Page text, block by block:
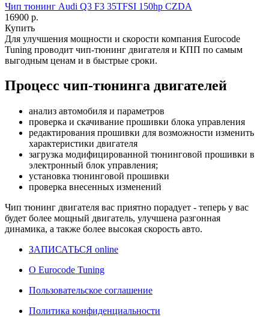
Чип тюнинг Audi Q3 F3 35TFSI 150hp CZDA
16900 р.
Купить
Для улучшения мощности и скорости компания Eurocode
Tuning проводит чип-тюнинг двигателя и КПП по самым
выгодным ценам и в быстрые сроки.
Процесс чип-тюнинга двигателей
анализ автомобиля и параметров
проверка и скачивание прошивки блока управления
редактирования прошивки для возможности изменить
характеристики двигателя
загрузка модифицированной тюнинговой прошивки в
электронный блок управления;
установка тюнинговой прошивки
проверка внесенных изменений
Чип тюнинг двигателя вас приятно порадует - теперь у вас
будет более мощный двигатель, улучшена разгонная
динамика, а также более высокая скорость авто.
ЗАПИСАТЬСЯ online
О Eurocode Tuning
Пользовательское соглашение
Политика конфиденциальности